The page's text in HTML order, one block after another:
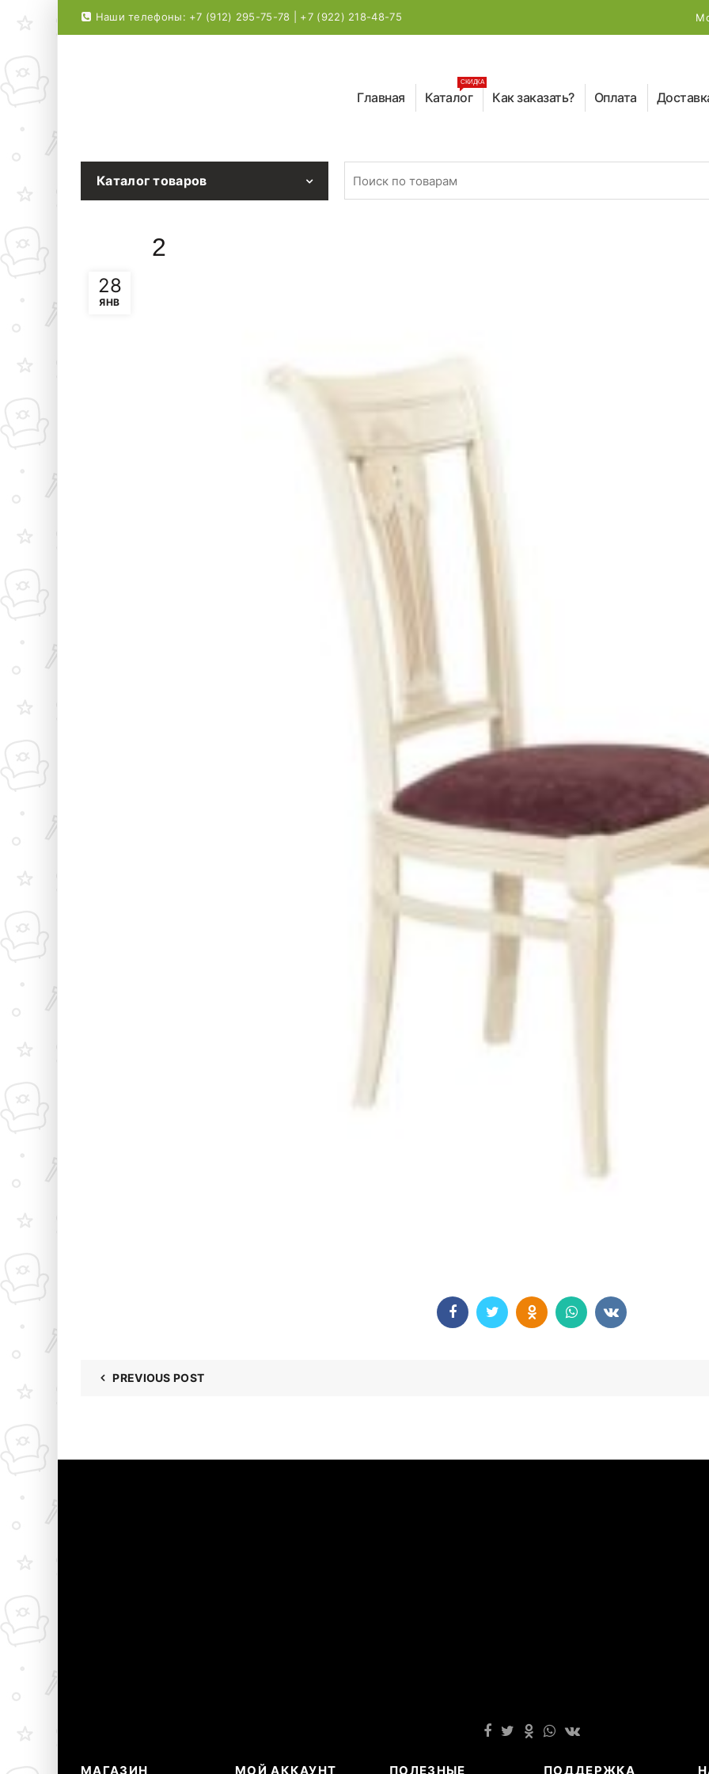
Наши телефоны: +7 (912) 295-75-78 | +7 (922) 218-48-75
Главная Каталог
СКИДКА
Как заказать? Оплата
Каталог товаров
28
ЯНВ
2
PREVIOUS POST
МАГАЗИН МОЙ АККАУНТ ПОЛЕЗНЫЕ ПОДДЕРЖКА